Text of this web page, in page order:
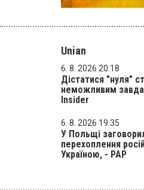
Unian
6. 8. 2026 20:18
Дістатися "нуля"
неможливим
Insider
6. 8. 2026 19:35
У Польщі
перехоплення
Україною, - PAP